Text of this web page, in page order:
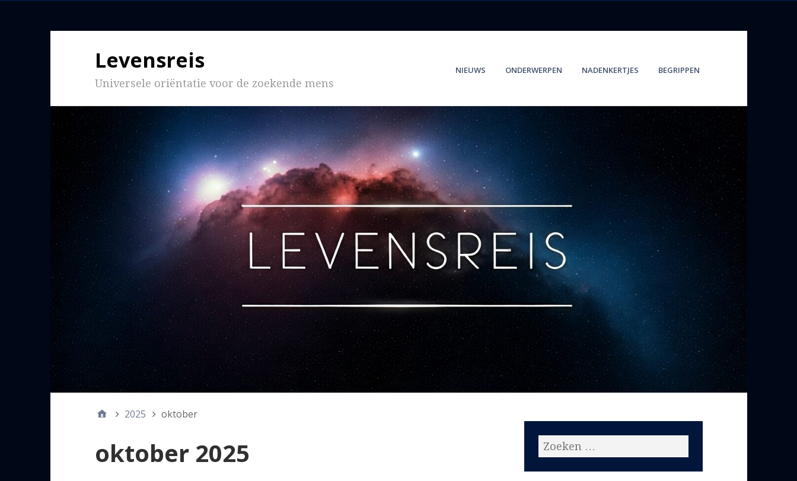
Levensreis
Universele oriëntatie voor de zoekende mens
NIEUWS ONDERWERPEN NADENKERTJES BEGRIPPEN
2025 oktober
oktober 2025